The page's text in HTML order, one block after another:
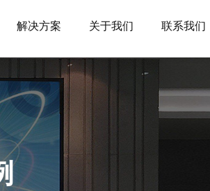
解决方案 关于我们 联系我们